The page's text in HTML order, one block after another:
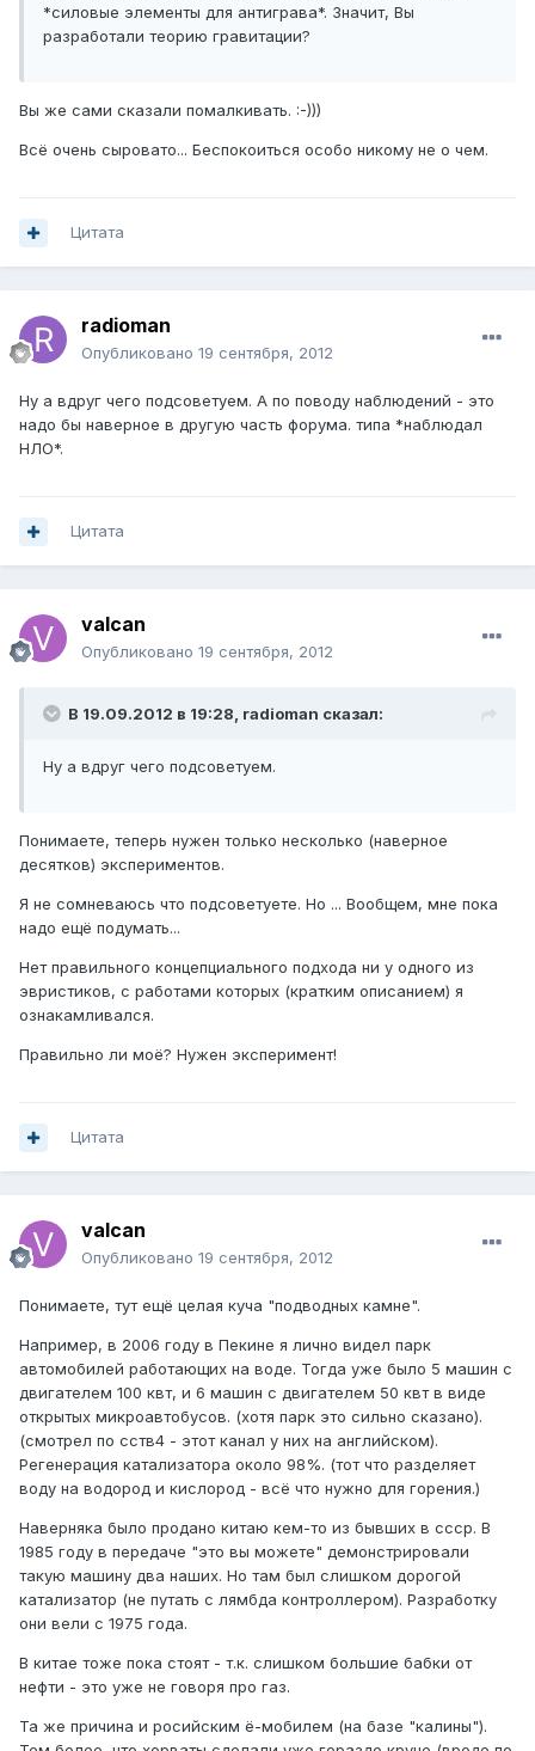
*силовые элементы для антиграва*. Значит, Вы
разработали теорию гравитации?
Вы же сами сказали помалкивать. :-)))
Всё очень сыровато... Беспокоиться особо никому не о чем.
Цитата
radioman
Опубликовано 19 сентября, 2012
Ну а вдруг чего подсоветуем. А по поводу наблюдений - это
надо бы наверное в другую часть форума. типа *наблюдал
НЛО*.
Цитата
valcan
Опубликовано 19 сентября, 2012
В 19.09.2012 в 19:28, radioman сказал:
Ну а вдруг чего подсоветуем.
Понимаете, теперь нужен только несколько (наверное
десятков) экспериментов.
Я не сомневаюсь что подсоветуете. Но ... Вообщем, мне пока
надо ещё подумать...
Нет правильного концепциального подхода ни у одного из
эвристиков, с работами которых (кратким описанием) я
ознакамливался.
Правильно ли моё? Нужен эксперимент!
Цитата
valcan
Опубликовано 19 сентября, 2012
Понимаете, тут ещё целая куча "подводных камне".
Например, в 2006 году в Пекине я лично видел парк
автомобилей работающих на воде. Тогда уже было 5 машин с
двигателем 100 квт, и 6 машин с двигателем 50 квт в виде
открытых микроавтобусов. (хотя парк это сильно сказано).
(смотрел по сств4 - этот канал у них на английском).
Регенерация катализатора около 98%. (тот что разделяет
воду на водород и кислород - всё что нужно для горения.)
Наверняка было продано китаю кем-то из бывших в ссср. В
1985 году в передаче "это вы можете" демонстрировали
такую машину два наших. Но там был слишком дорогой
катализатор (не путать с лямбда контроллером). Разработку
они вели с 1975 года.
В китае тоже пока стоят - т.к. слишком большие бабки от
нефти - это уже не говоря про газ.
Та же причина и росийским ё-мобилем (на базе "калины").